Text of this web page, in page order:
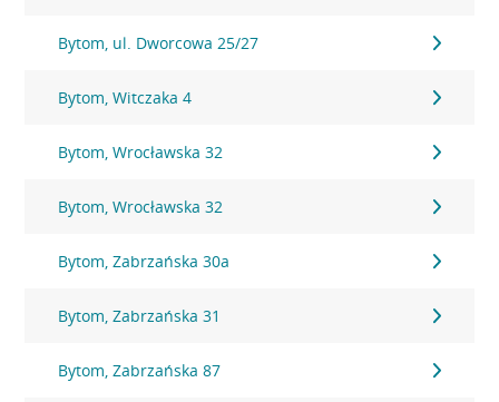
Bytom, ul. Dworcowa 25/27
Bytom, Witczaka 4
Bytom, Wrocławska 32
Bytom, Wrocławska 32
Bytom, Zabrzańska 30a
Bytom, Zabrzańska 31
Bytom, Zabrzańska 87